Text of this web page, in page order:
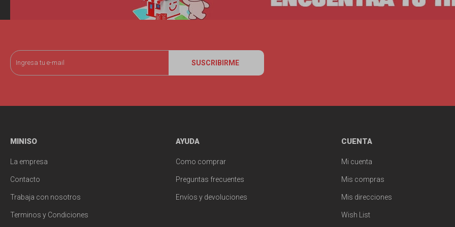
SUSCRIBIRME
MINISO
La empresa
Contacto
Trabaja con nosotros
Terminos y Condiciones
AYUDA
Como comprar
Preguntas frecuentes
Envíos y devoluciones
CUENTA
Mi cuenta
Mis compras
Mis direcciones
Wish List